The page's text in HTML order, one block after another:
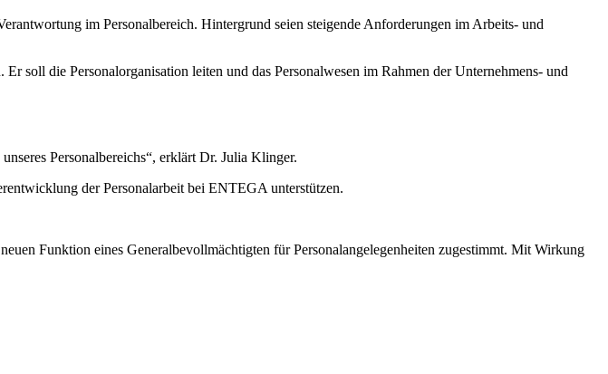
im Personalbereich. Hintergrund seien steigende Anforderungen im Arbeits- und
soll die Personalorganisation leiten und das Personalwesen im Rahmen der Unternehmens- und
Personalbereichs“, erklärt Dr. Julia Klinger.
der Personalarbeit bei ENTEGA unterstützen.
Funktion eines Generalbevollmächtigten für Personalangelegenheiten zugestimmt. Mit Wirkung